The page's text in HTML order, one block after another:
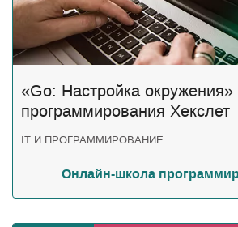
«Go: Настройка
программирования Хекслет
IT И ПРОГРАММИРОВАНИЕ
Онлайн-школа